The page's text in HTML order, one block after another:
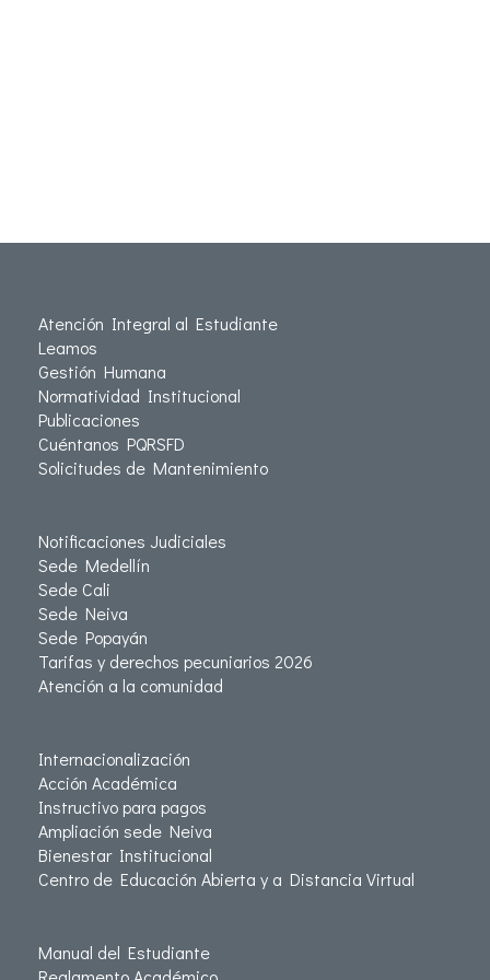
Atención Integral al Estudiante
Leamos
Gestión Humana
Normatividad Institucional
Publicaciones
Cuéntanos PQRSFD
Solicitudes de Mantenimiento
Notificaciones Judiciales
Sede Medellín
Sede Cali
Sede Neiva
Sede Popayán
Tarifas y derechos pecuniarios 2026
Atención a la comunidad
Internacionalización
Acción Académica
Instructivo para pagos
Ampliación sede Neiva
Bienestar Institucional
Centro de Educación Abierta y a Distancia Virtual
Manual del Estudiante